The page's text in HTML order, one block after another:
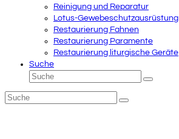
Reinigung und Reparatur
Lotus-Gewebeschutzausrüstung
Restaurierung Fahnen
Restaurierung Paramente
Restaurierung liturgische Geräte
Suche
Suche
Senden
Suche
Senden